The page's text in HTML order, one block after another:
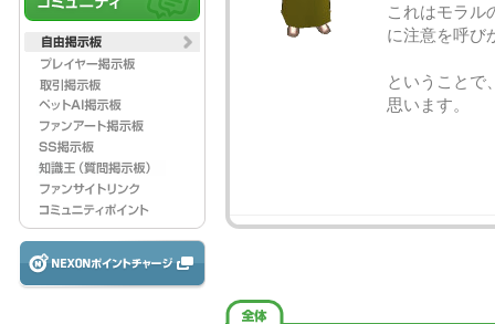
これはモラル
に注意を呼び
ということで
思います。